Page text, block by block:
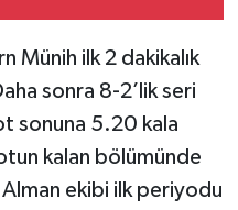
Münih ilk 2 dakikalık
sonra 8-2’lik seri
sonuna 5.20 kala
kalan bölümünde
ekibi ilk periyodu